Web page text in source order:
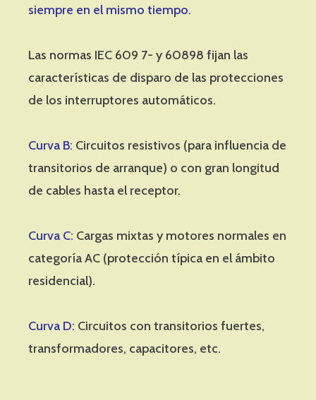
siempre en el mismo tiempo.
Las normas IEC 609 7- y 60898 fijan las
características de disparo de las protecciones
de los interruptores automáticos.
Curva B: Circuitos resistivos (para influencia de
transitorios de arranque) o con gran longitud
de cables hasta el receptor.
Curva C: Cargas mixtas y motores normales en
categoría AC (protección típica en el ámbito
residencial).
Curva D: Circuitos con transitorios fuertes,
transformadores, capacitores, etc.